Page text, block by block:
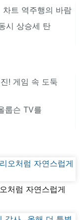
트 역주행의 바람
시 상승세 탄
! 게임 속 도둑
룹슨 TV를
처럼 자연스럽게